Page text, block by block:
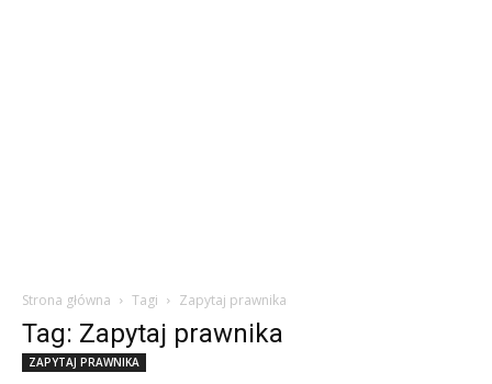
Strona główna Tagi Zapytaj prawnika
Tag: Zapytaj prawnika
ZAPYTAJ PRAWNIKA